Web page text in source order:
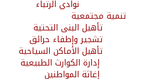
نوادي الرتباء
تنمية مجتمعية
تأهيل البنى التحتية
تشجير وإطفاء حرائق
تأهيل الأماكن السياحية
إدارة الكوارث الطبيعية
إغاثة المواطنين